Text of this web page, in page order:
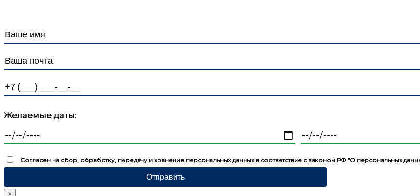
Желаемые даты:
Согласен на сбор, обработку, передачу и хранение персональных данных в соответствие с законом РФ "О персональных
×